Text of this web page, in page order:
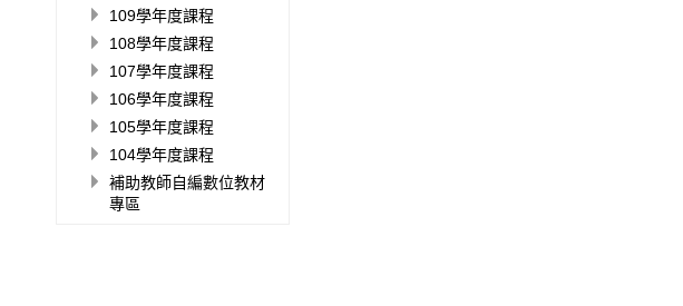
109學年度課程
108學年度課程
107學年度課程
106學年度課程
105學年度課程
104學年度課程
補助教師自編數位教材
專區